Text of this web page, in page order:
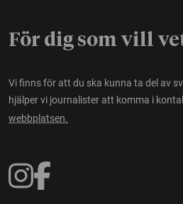
För dig som vill
Vi finns för att du ska kunna ta del av
hjälper vi journalister att komma i
webbplatsen.